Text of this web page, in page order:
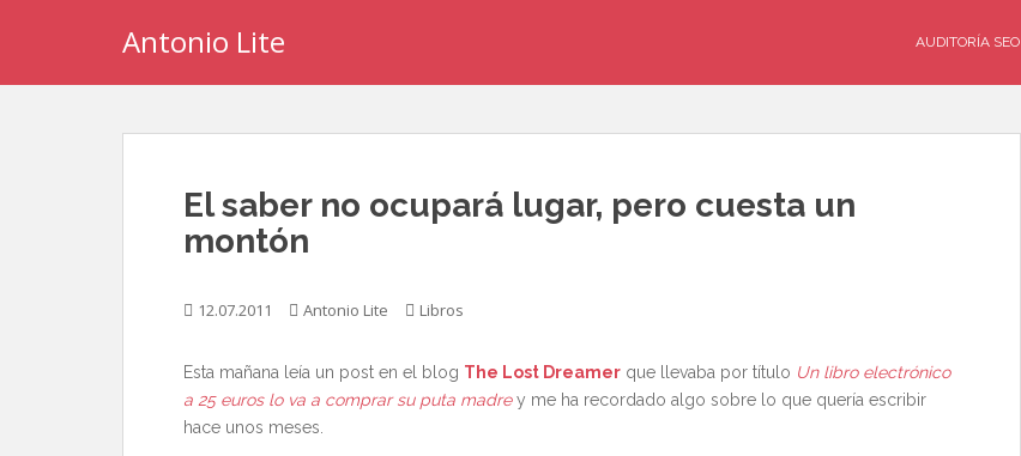
Antonio Lite AUDITORÍA SEO
El saber no ocupará lugar, pero cuesta un
montón
12.07.2011 Antonio Lite Libros
Esta mañana leía un post en el blog The Lost Dreamer que llevaba por título Un libro electrónico
a 25 euros lo va a comprar su puta madrey me ha recordado algo sobre lo que quería escribir
hace unos meses.